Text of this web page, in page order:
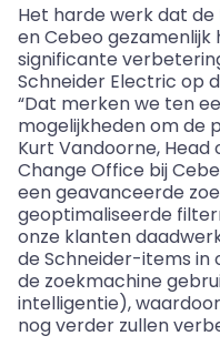
Het harde werk dat
en Cebeo
significante
Schneider Electric op
“Dat merken we ten
mogelijkheden om de
Kurt Vandoorne,
Change Office bij
een geavanceerde
geoptimaliseerde
onze klanten
de Schneider-items in
de zoekmachine
intelligentie),
nog verder zullen